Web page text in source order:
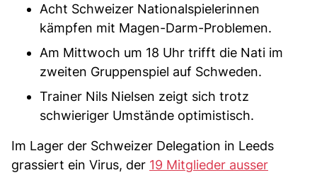
Acht Schweizer Nationalspielerinnen
kämpfen mit Magen-Darm-Problemen.
Am Mittwoch um 18 Uhr trifft die Nati im
zweiten Gruppenspiel auf Schweden.
Trainer Nils Nielsen zeigt sich trotz
schwieriger Umstände optimistisch.
Im Lager der Schweizer Delegation in Leeds
grassiert ein Virus, der 19 Mitglieder ausser